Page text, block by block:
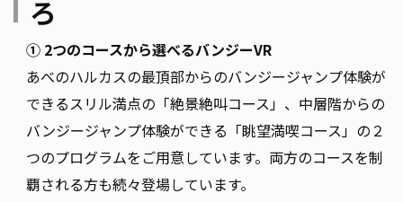
ろ
① 2つのコースから選べるバンジーVR
あべのハルカスの最頂部からのバンジージャンプ体験が
できるスリル満点の「絶景絶叫コース」、中層階からの
バンジージャンプ体験ができる「眺望満喫コース」の２
つのプログラムをご用意しています。両方のコースを制
覇される方も続々登場しています。